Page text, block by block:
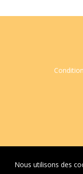
Copyright ©
Nous utilisons des